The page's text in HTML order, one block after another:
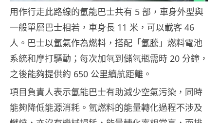
用作行走此路線的氫能巴士共有 5 部，車身外型與
一般單層巴士相若，車身長 11 米，可以載客 46
人。巴士以氫氣作為燃料，搭配「氫騰」燃料電池
系統和摩打驅動；每次加氫到儲氫瓶需時 20 分鐘，
之後能夠提供約 650 公里續航距離。
項目負責人表示氫能巴士有助減少空氣污染，同時
能夠降低能源消耗。氫燃料的能量轉化過程不涉及